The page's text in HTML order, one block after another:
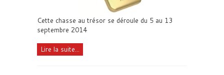
Cette chasse au trésor se déroule du 5 au 13
septembre 2014
Lire la suite...